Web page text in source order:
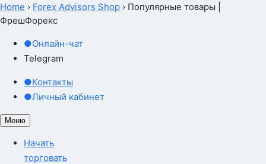
Популярные товары
Home › Forex Advisors Shop › Популярные товары |
ФрешФорекс
●Онлайн-чат
Telegram
●Контакты
●Личный кабинет
Меню
Начать
торговать